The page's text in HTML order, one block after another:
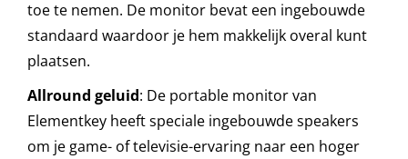
toe te nemen. De monitor bevat een ingebouwde
standaard waardoor je hem makkelijk overal kunt
plaatsen.
Allround geluid: De portable monitor van
Elementkey heeft speciale ingebouwde speakers
om je game- of televisie-ervaring naar een hoger